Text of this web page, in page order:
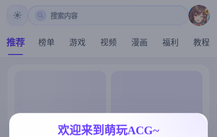
搜索内容
推荐 榜单 游戏 视频 漫画 福利 教程
欢迎来到萌玩ACG~